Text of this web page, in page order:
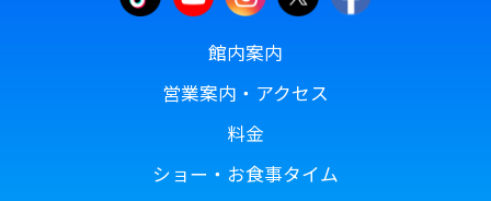
館内案内
営業案内・アクセス
料金
ショー・お食事タイム